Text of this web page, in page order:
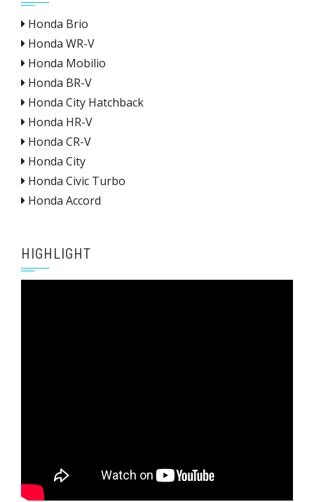
Honda Brio
Honda WR-V
Honda Mobilio
Honda BR-V
Honda City Hatchback
Honda HR-V
Honda CR-V
Honda City
Honda Civic Turbo
Honda Accord
HIGHLIGHT